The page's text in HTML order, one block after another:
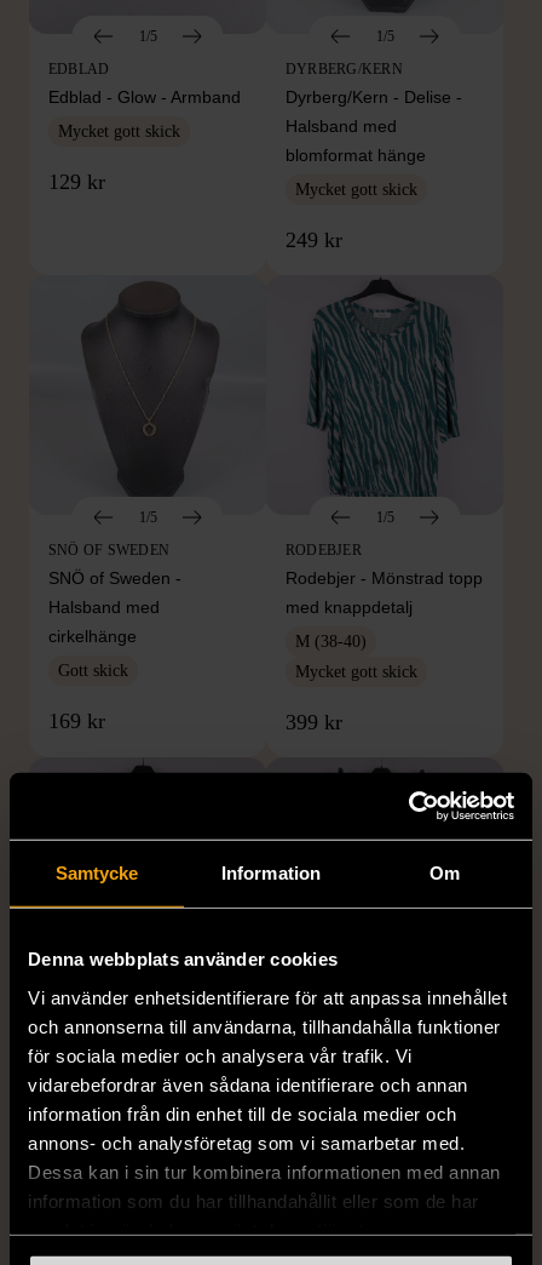
Samtycke Information Om
Denna webbplats använder cookies
Vi använder enhetsidentifierare för att anpassa innehållet
och annonserna till användarna, tillhandahålla funktioner
för sociala medier och analysera vår trafik. Vi
vidarebefordrar även sådana identifierare och annan
information från din enhet till de sociala medier och
annons- och analysföretag som vi samarbetar med.
Dessa kan i sin tur kombinera informationen med annan
information som du har tillhandahållit eller som de har
1/5
EDBLAD
Edblad - Glow - Armband
Mycket gott skick
129 kr
1/5
DYRBERG/KERN
Dyrberg/Kern - Delise -
Halsband med
blomformat hänge
Mycket gott skick
249 kr
1/5
SNÖ OF SWEDEN
SNÖ of Sweden -
Halsband med
cirkelhänge
Gott skick
169 kr
1/5
RODEBJER
Rodebjer - Mönstrad topp
med knappdetalj
M (38-40)
Mycket gott skick
399 kr
1/5
H&M
H&M - Leopardmönstrad
volangklänning
XS (32-34) Nytt skick
99 kr
1/5
H&M
H&M - Plisserad midikjol
med resårmidja -
Salviagrön
M (38-40) Gott skick
129 kr